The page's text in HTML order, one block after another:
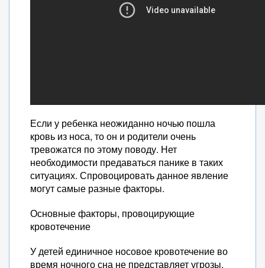
Если у ребенка неожиданно ночью пошла
кровь из носа, то он и родители очень
тревожатся по этому поводу. Нет
необходимости предаваться панике в таких
ситуациях. Спровоцировать данное явление
могут самые разные факторы.
Основные факторы, провоцирующие
кровотечение
У детей единичное носовое кровотечение во
время ночного сна не представляет угрозы.